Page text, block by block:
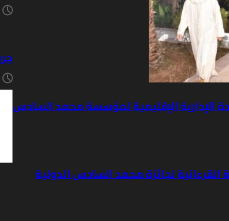
الإدارية الإقليمية لمؤسسة محمد السادس
القرءانية لجائزة محمد السادس الدولية